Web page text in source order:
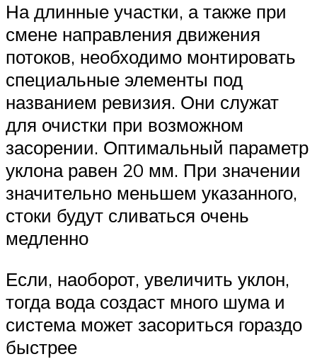
На длинные участки, а также при
смене направления движения
потоков, необходимо монтировать
специальные элементы под
названием ревизия. Они служат
для очистки при возможном
засорении. Оптимальный параметр
уклона равен 20 мм. При значении
значительно меньшем указанного,
стоки будут сливаться очень
медленно
Если, наоборот, увеличить уклон,
тогда вода создаст много шума и
система может засориться гораздо
быстрее